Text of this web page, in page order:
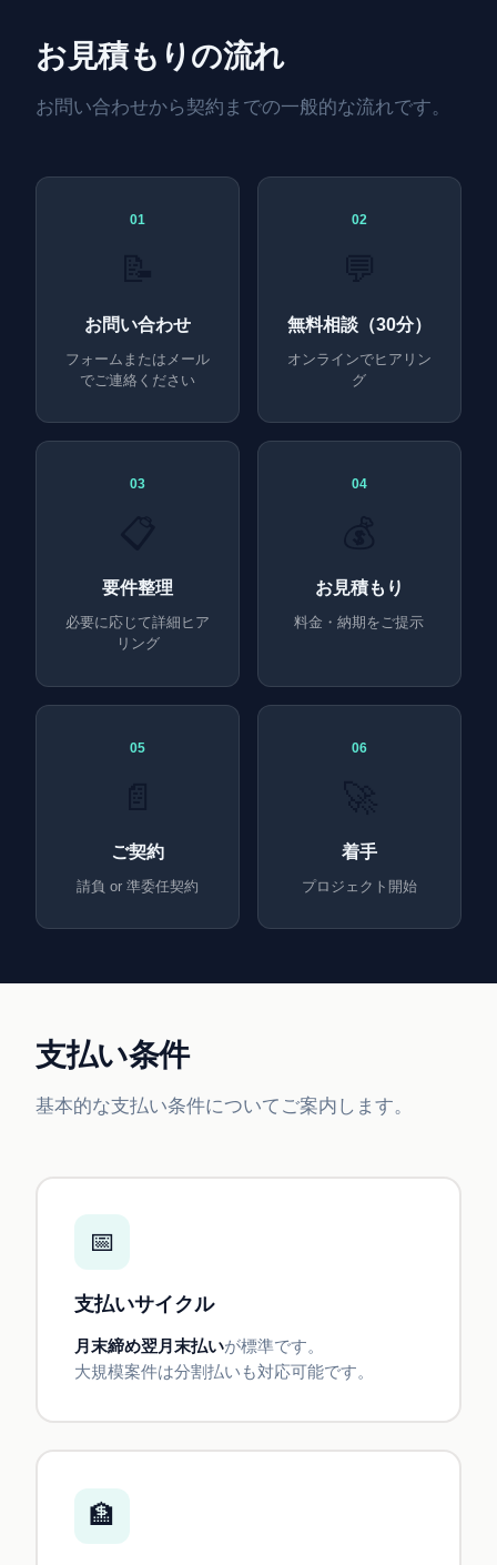
お見積もりの流れ
お問い合わせから契約までの一般的な流れです。
01
お問い合わせ
フォームまたはメール
でご連絡ください
02
無料相談（30分）
オンラインでヒアリン
グ
03
要件整理
必要に応じて詳細ヒア
リング
04
お見積もり
料金・納期をご提示
05
ご契約
請負 or 準委任契約
06
着手
プロジェクト開始
支払い条件
基本的な支払い条件についてご案内します。
📅
支払いサイクル
月末締め翌月末払いが標準です。
大規模案件は分割払いも対応可能です。
🏦